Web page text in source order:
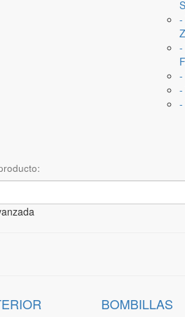
-
-
-
-
-
BOMBILLAS